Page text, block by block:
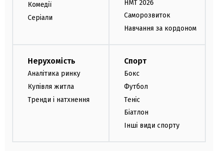
Комедії
Серіали
НМТ 2026
Саморозвиток
Навчання за кордоном
Нерухомість
Аналітика ринку
Купівля житла
Тренди і натхнення
Спорт
Бокс
Футбол
Теніс
Біатлон
Інші види спорту